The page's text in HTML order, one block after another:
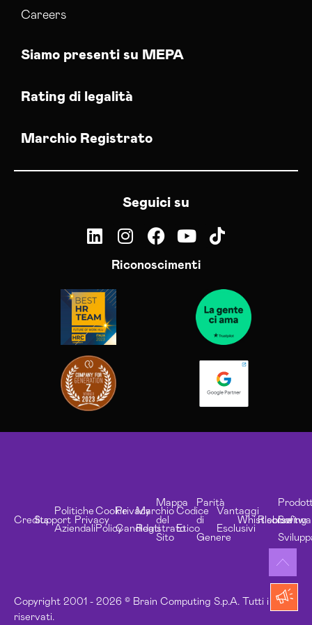
Careers
Siamo presenti su MEPA
Rating di legalità
Marchio Registrato
Seguici su
Riconoscimenti
Copyright 2001 - 2026 © Brain Computing S.p.A. Tutti i diritti
riservati.
CreditsSupport
Politiche
Aziendali
Privacy
Cookie
Policy
Privacy
Candidati
Marchio
Registrato
Mappa
del
Sito
Codice
Etico
Parità
di
Genere
Vantaggi
Esclusivi
Whistleblowing
Risorse